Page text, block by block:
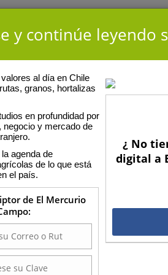
aplicación de fungicidas
manejo puede provocar la aparición de
y continúe leyendo
al día en Chile
granos, hortalizas
en profundidad por
negocio y mercado de
agenda de
de lo que está
el país.
de El Mercurio
¿ No
digital a